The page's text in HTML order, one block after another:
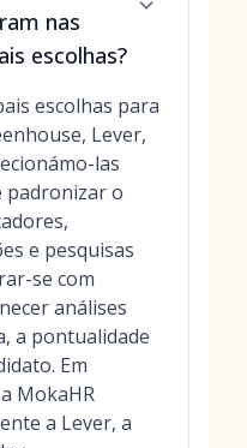
nas
escolhas?
escolhas para
Lever,
las
padronizar o
e pesquisas
se com
análises
a pontualidade
Em
MokaHR
a Lever, a